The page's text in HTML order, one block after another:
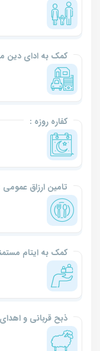
کمک به ادای دین
کفاره روزه :
تامین ارزاق عمومی
کمک به ایتام
ذبح قربانی و